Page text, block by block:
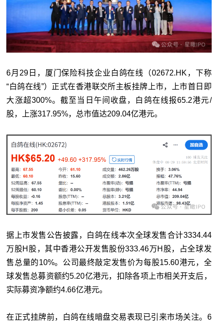
6月29日，厦门保险科技企业白鸽在线（02672.HK，下称
“白鸽在线”）正式在香港联交所主板挂牌上市，上市首日即
大涨超300%。截至当日午间收盘，白鸽在线报65.2港元/
股，上涨317.95%，总市值达209.04亿港元。
据上市发售公告披露，白鸽在线本次全球发售合计3334.44
万股H股，其中香港公开发售股份333.46万H股，占全球发
售总量的10%。公司最终敲定发售价为每股15.60港元，全
球发售总募资额约5.20亿港元，扣除各项上市相关开支后，
实际募资净额约4.66亿港元。
在正式挂牌前，白鸽在线暗盘交易表现已引来市场关注。6